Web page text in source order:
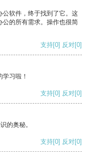
公软件，终于找到了它。这
公的所有需求。操作也很简
支持[0] 反对[0]
习啦！
支持[0] 反对[0]
的奥秘。
支持[0] 反对[0]